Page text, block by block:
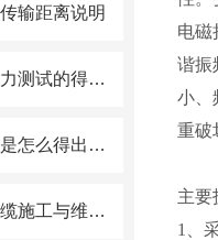
输距离说明
雷击计数器校验仪：电力测试的得力助手
雷电冲击发生器的效率是怎么得出的？
便携式电缆刺扎器：电缆施工与维护的得力助手
电磁
谐振
小、
重破
主要
1、